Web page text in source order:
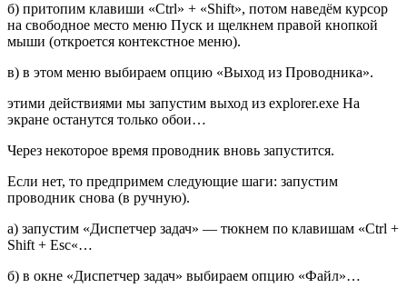
б) притопим клавиши «Ctrl» + «Shift», потом наведём курсор
на свободное место меню Пуск и щелкнем правой кнопкой
мыши (откроется контекстное меню).
в) в этом меню выбираем опцию «Выход из Проводника».
этими действиями мы запустим выход из explorer.exe На
экране останутся только обои…
Через некоторое время проводник вновь запустится.
Если нет, то предпримем следующие шаги: запустим
проводник снова (в ручную).
а) запустим «Диспетчер задач» — тюкнем по клавишам «Ctrl +
Shift + Esc«…
б) в окне «Диспетчер задач» выбираем опцию «Файл»…